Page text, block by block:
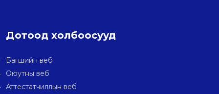
Дотоод холбоосууд
Багшийн веб
Оюутны веб
Аттестатчиллын веб